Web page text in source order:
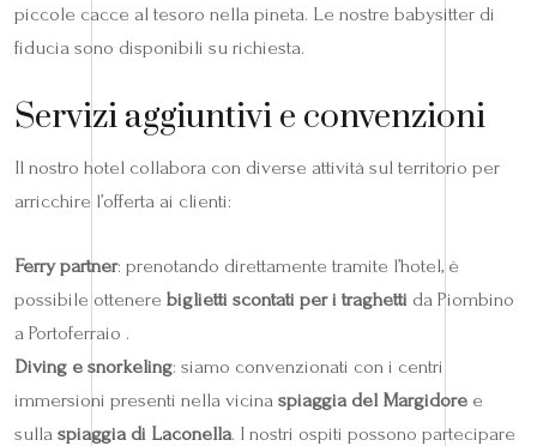
piccole cacce al tesoro nella pineta. Le nostre babysitter di
fiducia sono disponibili su richiesta.
Servizi aggiuntivi e convenzioni
Il nostro hotel collabora con diverse attività sul territorio per
arricchire l’offerta ai clienti:
Ferry partner: prenotando direttamente tramite l’hotel, è
possibile ottenere biglietti scontati per i traghetti da Piombino
a Portoferraio .
Diving e snorkeling: siamo convenzionati con i centri
immersioni presenti nella vicina spiaggia del Margidore e
sulla spiaggia di Laconella. I nostri ospiti possono partecipare